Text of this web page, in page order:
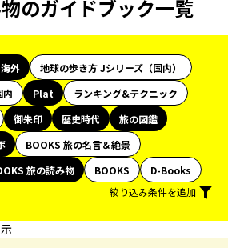
のガイドブック一覧
外
地球の歩き方 Jシリーズ（国内）
Plat
ランキング&テクニック
御朱印 歴史時代
旅の図鑑
BOOKS 旅の名言＆絶景
旅の読み物 BOOKS
D-Books
絞り込み条件を追加